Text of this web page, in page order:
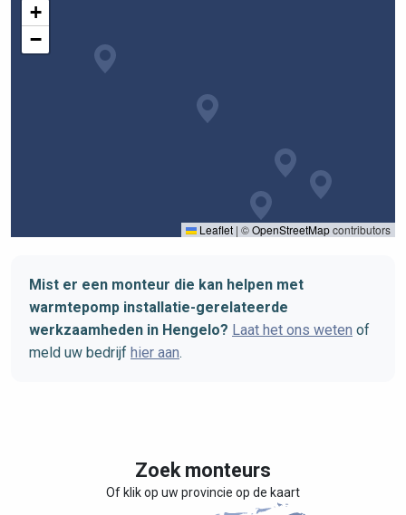
+
−
Leaflet | ©OpenStreetMapcontributors
Mist er een monteur die kan helpen met
warmtepomp installatie-gerelateerde
werkzaamheden in Hengelo? Laat het ons weten of
meld uw bedrijf hier aan.
Zoek monteurs
Of klik op uw provincie op de kaart